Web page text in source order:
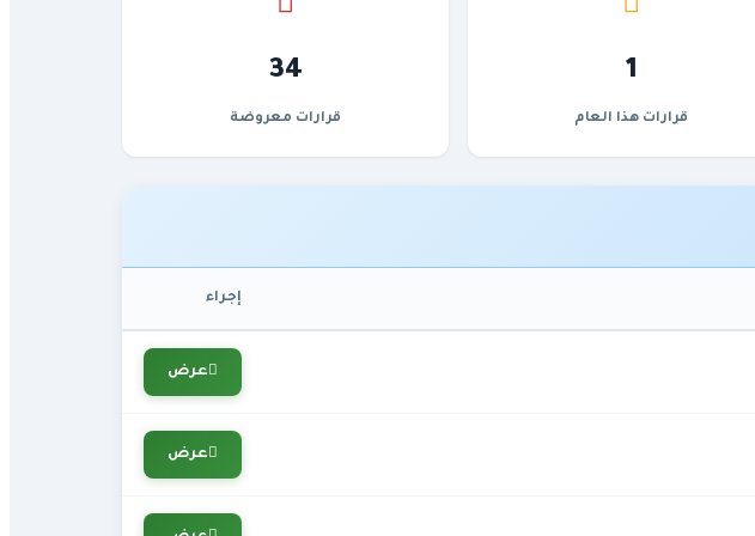
1
قرارات هذا العام
34
قرارات معروضة
إجراء
عرض
عرض